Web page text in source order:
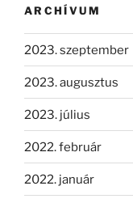
ARCHÍVUM
2023. szeptember
2023. augusztus
2023. július
2022. február
2022. január